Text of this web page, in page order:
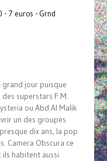
- 7 euros - Grnd
grand jour puisque
superstars F.M.
ou Abd Al Malik
un des groupes
dix ans, la pop
Camera Obscura ce
ils habitent aussi